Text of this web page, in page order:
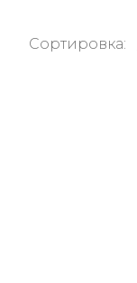
Сортировка: